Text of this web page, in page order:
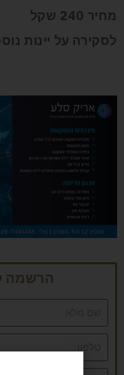
מחיר 240 שקל
לסקירה על יינות
הרשמה